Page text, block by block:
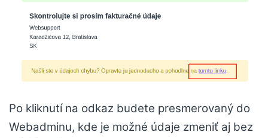
Po kliknutí na odkaz budete presmerovaný do
Webadminu, kde je možné údaje zmeniť aj bez